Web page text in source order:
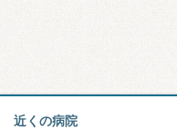
近くの病院